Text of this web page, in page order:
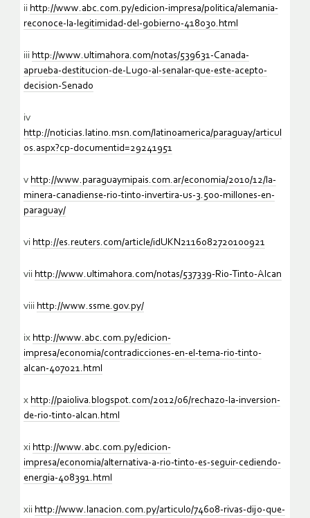
ii http://www.abc.com.py/edicion-impresa/politica/alemania-
reconoce-la-legitimidad-del-gobierno-418030.html
iii http://www.ultimahora.com/notas/539631-Canada-
aprueba-destitucion-de-Lugo-al-senalar-que-este-acepto-
decision-Senado
iv
http://noticias.latino.msn.com/latinoamerica/paraguay/articul
os.aspx?cp-documentid=29241951
v http://www.paraguaymipais.com.ar/economia/2010/12/la-
minera-canadiense-rio-tinto-invertira-us-3.500-millones-en-
paraguay/
vi http://es.reuters.com/article/idUKN2116082720100921
vii http://www.ultimahora.com/notas/537339-Rio-Tinto-Alcan
viii http://www.ssme.gov.py/
ix http://www.abc.com.py/edicion-
impresa/economia/contradicciones-en-el-tema-rio-tinto-
alcan-407021.html
x http://paioliva.blogspot.com/2012/06/rechazo-la-inversion-
de-rio-tinto-alcan.html
xi http://www.abc.com.py/edicion-
impresa/economia/alternativa-a-rio-tinto-es-seguir-cediendo-
energia-408391.html
xii http://www.lanacion.com.py/articulo/74608-rivas-dijo-que-